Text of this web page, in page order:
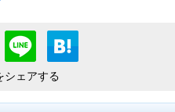
シェアする